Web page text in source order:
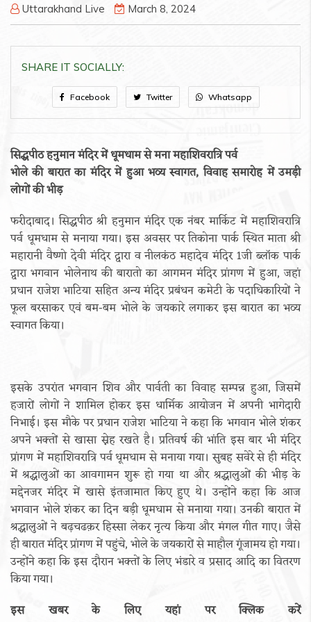
Uttarakhand Live March 8, 2024
SHARE IT SOCIALLY:
Facebook Twitter Whatsapp
सिद्धपीठ हनुमान मंदिर में धूमधाम से मना महाशिवरात्रि पर्व
भोले की बारात का मंदिर में हुआ भव्य स्वागत, विवाह समारोह में उमड़ी
लोगों की भीड़
फरीदाबाद। सिद्धपीठ श्री हनुमान मंदिर एक नंबर मार्किट में महाशिवरात्रि
पर्व धूमधाम से मनाया गया। इस अवसर पर तिकोना पार्क स्थित माता श्री
महारानी वैष्णो देवी मंदिर द्वारा व नीलकंठ महादेव मंदिर 1जी ब्लॉक पार्क
द्वारा भगवान भोलेनाथ की बारातो का आगमन मंदिर प्रांगण में हुआ, जहां
प्रधान राजेश भाटिया सहित अन्य मंदिर प्रबंधन कमेटी के पदाधिकारियों ने
फूल बरसाकर एवं बम-बम भोले के जयकारे लगाकर इस बारात का भव्य
स्वागत किया।
इसके उपरांत भगवान शिव और पार्वती का विवाह सम्पन्न हुआ, जिसमें
हजारों लोगों ने शामिल होकर इस धार्मिक आयोजन में अपनी भागेदारी
निभाई। इस मौके पर प्रधान राजेश भाटिया ने कहा कि भगवान भोले शंकर
अपने भक्तों से खासा स्नेह रखते है। प्रतिवर्ष की भांति इस बार भी मंदिर
प्रांगण में महाशिवरात्रि पर्व धूमधाम से मनाया गया। सुबह सवेरे से ही मंदिर
में श्रद्धालुओं का आवगामन शुरू हो गया था और श्रद्धालुओं की भीड़ के
मद्देनजर मंदिर में खासे इंतजामात किए हुए थे। उन्होंने कहा कि आज
भगवान भोले शंकर का दिन बड़ी धूमधाम से मनाया गया। उनकी बारात में
श्रद्धालुओं ने बढ़चढक़र हिस्सा लेकर नृत्य किया और मंगल गीत गाए। जैसे
ही बारात मंदिर प्रांगण में पहुंचे, भोले के जयकारों से माहौल गूंजामय हो गया।
उन्होंने कहा कि इस दौरान भक्तों के लिए भंडारे व प्रसाद आदि का वितरण
किया गया।
इस खबर के लिए यहां पर क्लिक करें